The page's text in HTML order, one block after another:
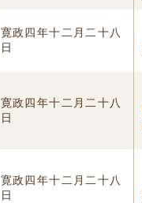
寛政四年十二月二十八
日
寛政四年十二月二十八
日
寛政四年十二月二十八
日